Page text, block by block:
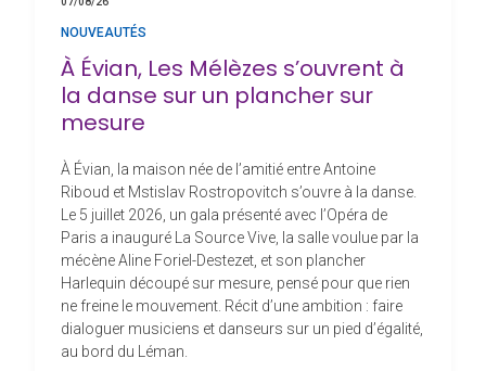
NOUVEAUTÉS
À Évian, Les Mélèzes s’ouvrent à
la danse sur un plancher sur
mesure
À Évian, la maison née de l’amitié entre Antoine
Riboud et Mstislav Rostropovitch s’ouvre à la danse.
Le 5 juillet 2026, un gala présenté avec l’Opéra de
Paris a inauguré La Source Vive, la salle voulue par la
mécène Aline Foriel-Destezet, et son plancher
Harlequin découpé sur mesure, pensé pour que rien
ne freine le mouvement. Récit d’une ambition : faire
dialoguer musiciens et danseurs sur un pied d’égalité,
au bord du Léman.